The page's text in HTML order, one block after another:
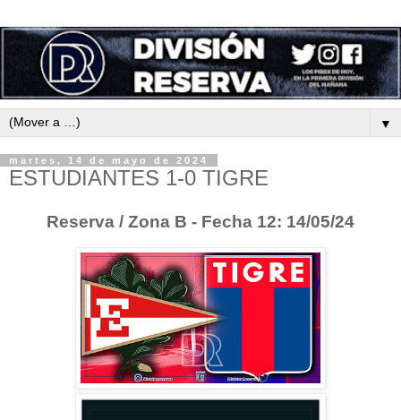
▼
martes, 14 de mayo de 2024
ESTUDIANTES 1-0 TIGRE
Reserva / Zona B - Fecha 12: 14/05/24